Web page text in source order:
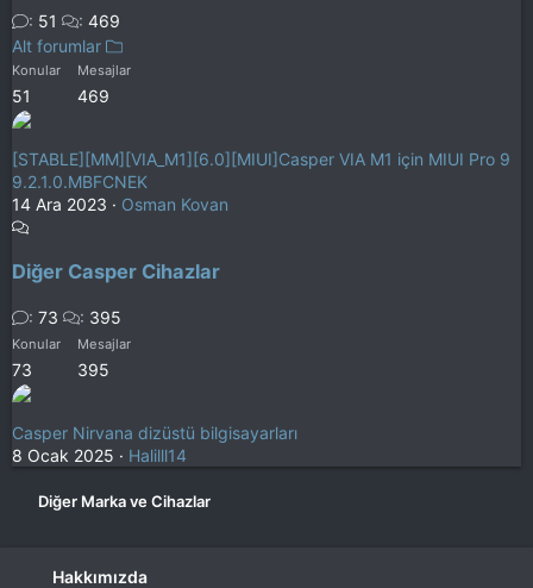
51
469
Alt forumlar
Konular
51
Mesajlar
469
[STABLE][MM][VIA_M1][6.0][MIUI]Casper VIA M1 için MIUI Pro 9
9.2.1.0.MBFCNEK
14 Ara 2023
Osman Kovan
Diğer Casper Cihazlar
73 395
Konular
73
Mesajlar
395
Casper Nirvana dizüstü bilgisayarları
8 Ocak 2025
Halilll14
Diğer Marka ve Cihazlar
Hakkımızda